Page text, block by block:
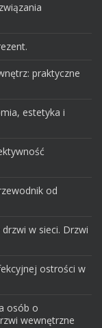
praktyczne
estetyka i
od
w sieci. Drzwi
ostrości w
osób o
wewnętrzne